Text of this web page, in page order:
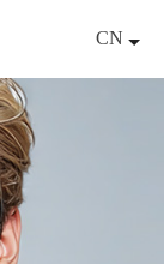
CN